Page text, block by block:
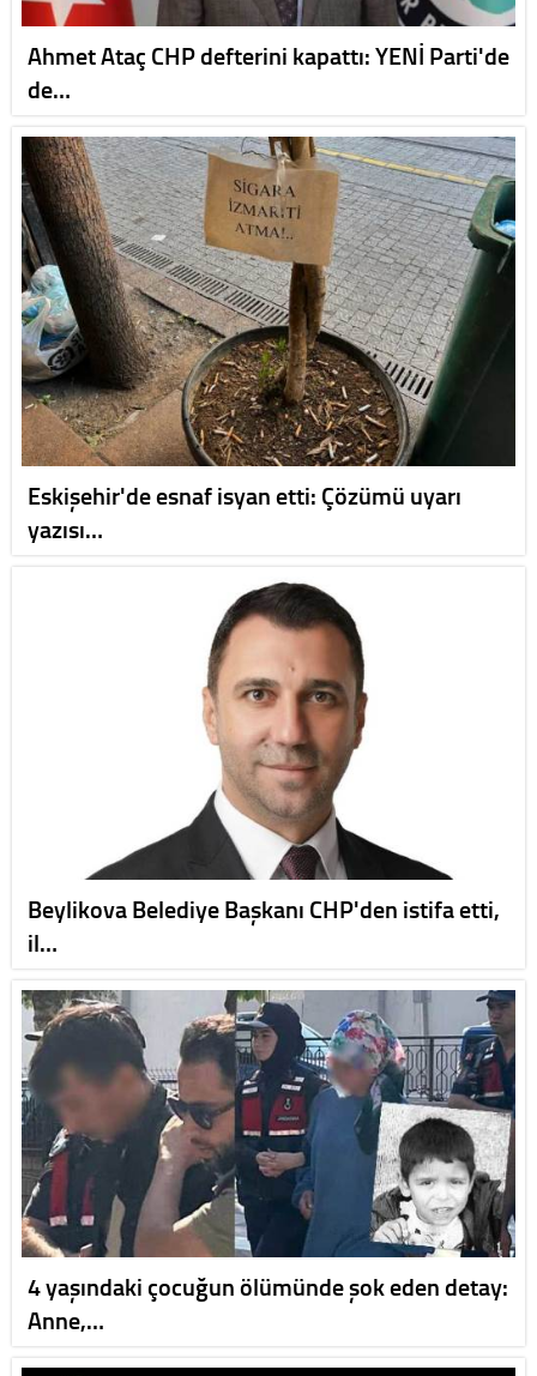
Ahmet Ataç CHP defterini kapattı: YENİ Parti'de
de…
Eskişehir'de esnaf isyan etti: Çözümü uyarı
yazısı…
Beylikova Belediye Başkanı CHP'den istifa etti,
il…
4 yaşındaki çocuğun ölümünde şok eden detay:
Anne,…